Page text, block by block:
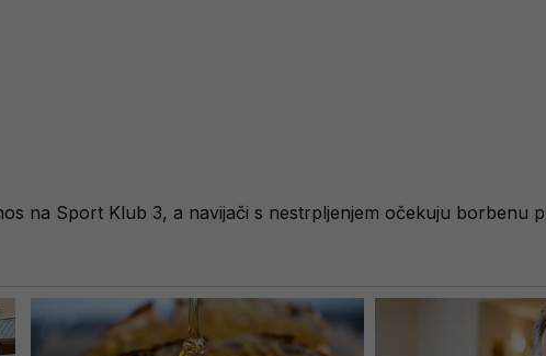
na Sport Klub 3, a navijači s nestrpljenjem očekuju borbenu